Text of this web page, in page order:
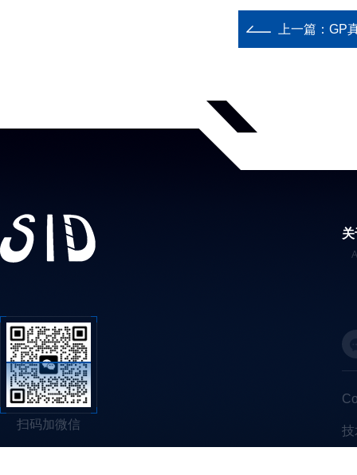
上一篇： GP
扫码加微信 技